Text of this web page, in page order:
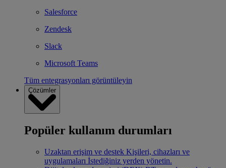
Salesforce
Zendesk
Slack
Microsoft Teams
Tüm entegrasyonları görüntüleyin
Çözümler
Popüler kullanım durumları
Uzaktan erişim ve destek Kişileri, cihazları ve
uygulamaları İstediğiniz yerden yönetin.